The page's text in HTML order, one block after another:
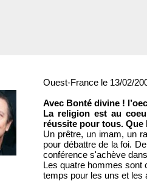
Ouest-France le 13/02/
Avec Bonté divine !
La religion est au
réussite pour tous.
Un prêtre, un imam, un
pour débattre de la foi.
conférence s'achève
Les quatre hommes sont
temps pour les uns et les